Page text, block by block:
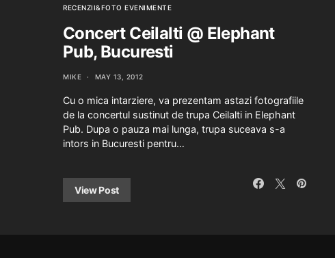
RECENZII&FOTO EVENIMENTE
Concert Ceilalti @ Elephant
Pub, Bucuresti
MIKE MAY 13, 2012
Cu o mica intarziere, va prezentam astazi fotografiile
de la concertul sustinut de trupa Ceilalti in Elephant
Pub. Dupa o pauza mai lunga, trupa suceava s-a
intors in Bucuresti pentru…
View Post